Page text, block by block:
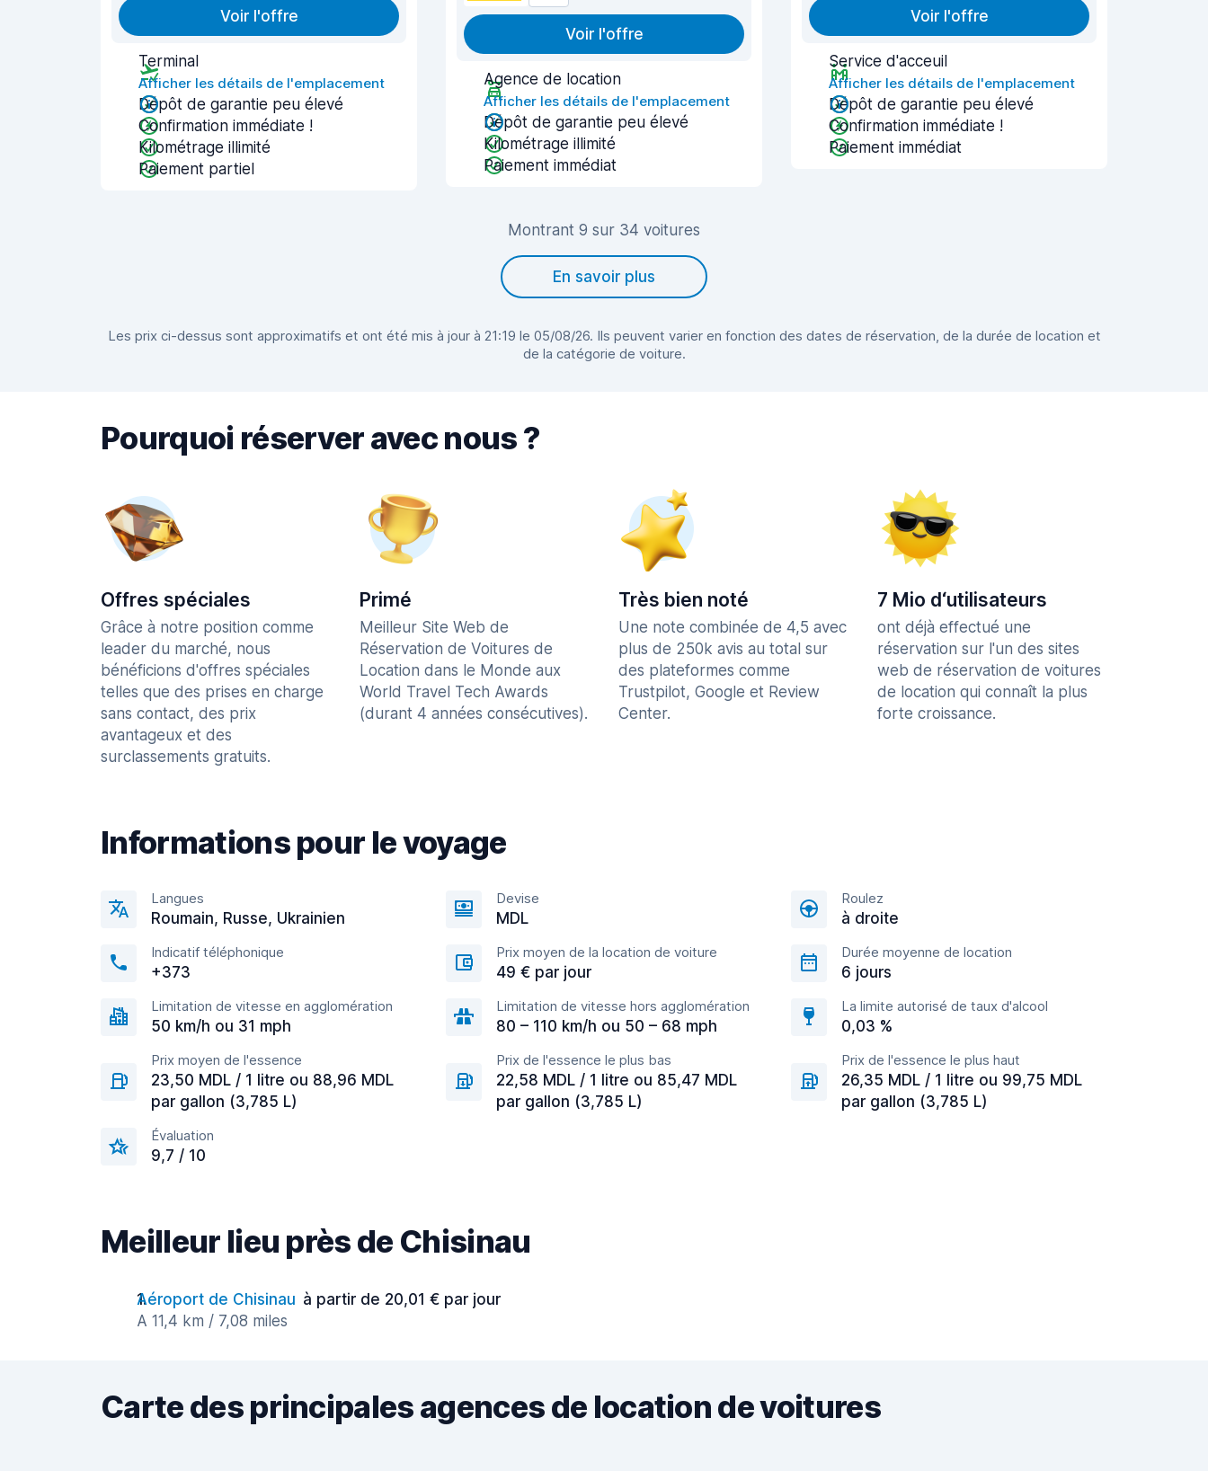
Voir l'offre
Terminal
Afficher les détails de l'emplacement
Dépôt de garantie peu élevé
Confirmation immédiate !
Kilométrage illimité
Paiement partiel
Voir l'offre
Agence de location
Afficher les détails de l'emplacement
Dépôt de garantie peu élevé
Kilométrage illimité
Paiement immédiat
Voir l'offre
Service d'acceuil
Afficher les détails de l'emplacement
Dépôt de garantie peu élevé
Confirmation immédiate !
Paiement immédiat
Montrant 9 sur 34 voitures
En savoir plus
Les prix ci-dessus sont approximatifs et ont été mis à jour à 21:19 le 05/08/26. Ils peuvent varier en fonction des dates de réservation, de la durée de location et
de la catégorie de voiture.
Pourquoi réserver avec nous ?
Offres spéciales
Grâce à notre position comme
leader du marché, nous
bénéficions d'offres spéciales
telles que des prises en charge
sans contact, des prix
avantageux et des
surclassements gratuits.
Primé
Meilleur Site Web de
Réservation de Voitures de
Location dans le Monde aux
World Travel Tech Awards
(durant 4 années consécutives).
Très bien noté
Une note combinée de 4,5 avec
plus de 250k avis au total sur
des plateformes comme
Trustpilot, Google et Review
Center.
7 Mio d‘utilisateurs
ont déjà effectué une
réservation sur l'un des sites
web de réservation de voitures
de location qui connaît la plus
forte croissance.
Informations pour le voyage
Langues
Roumain, Russe, Ukrainien
Devise
MDL
Roulez
à droite
Indicatif téléphonique
+373
Prix moyen de la location de voiture
49 € par jour
Durée moyenne de location
6 jours
Limitation de vitesse en agglomération
50 km/h ou 31 mph
Limitation de vitesse hors agglomération
80 – 110 km/h ou 50 – 68 mph
La limite autorisé de taux d'alcool
0,03 %
Prix moyen de l'essence
23,50 MDL / 1 litre ou 88,96 MDL
par gallon (3,785 L)
Prix de l'essence le plus bas
22,58 MDL / 1 litre ou 85,47 MDL
par gallon (3,785 L)
Prix de l'essence le plus haut
26,35 MDL / 1 litre ou 99,75 MDL
par gallon (3,785 L)
Évaluation
9,7 / 10
Meilleur lieu près de Chisinau
Aéroport de Chisinau à partir de 20,01 € par jour
A 11,4 km / 7,08 miles
Carte des principales agences de location de voitures